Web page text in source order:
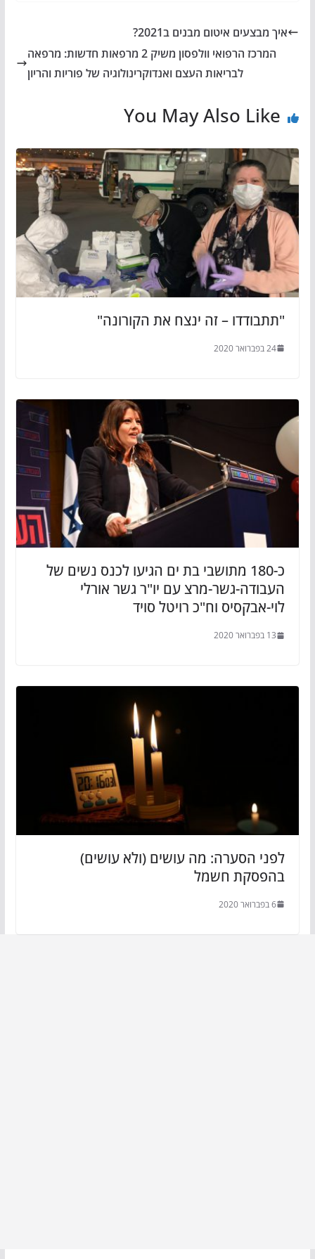
איך מבצעים איטום מבנים ב2021?
המרכז הרפואי וולפסון משיק 2 מרפאות חדשות: מרפאה
לבריאות העצם ואנדוקרינולוגיה של פוריות והריון
You May Also Like
"תתבודדו – זה ינצח את הקורונה"
24 בפברואר 2020
כ-180 מתושבי בת ים הגיעו לכנס נשים של
העבודה-גשר-מרצ עם יו"ר גשר אורלי
לוי-אבקסיס וח"כ רויטל סויד
13 בפברואר 2020
לפני הסערה: מה עושים (ולא עושים)
בהפסקת חשמל
6 בפברואר 2020